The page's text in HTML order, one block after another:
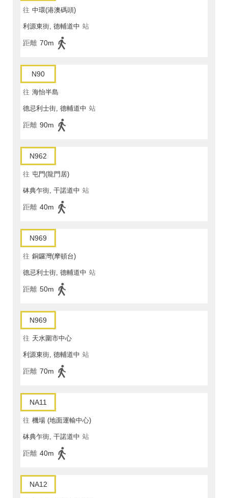
往 中環(港澳碼頭)
利源東街, 德輔道中 站
距離 70m
N90
往 海怡半島
德忌利士街, 德輔道中 站
距離 90m
N962
往 屯門(龍門居)
砵典乍街, 干諾道中 站
距離 40m
N969
往 銅鑼灣(摩頓台)
德忌利士街, 德輔道中 站
距離 50m
N969
往 天水圍市中心
利源東街, 德輔道中 站
距離 70m
NA11
往 機場 (地面運輸中心)
砵典乍街, 干諾道中 站
距離 40m
NA12